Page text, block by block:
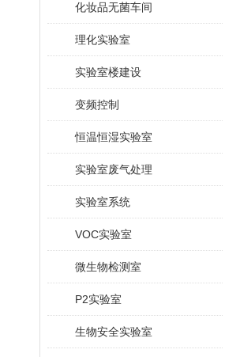
化妆品无菌车间
理化实验室
实验室楼建设
变频控制
恒温恒湿实验室
实验室废气处理
实验室系统
VOC实验室
微生物检测室
P2实验室
生物安全实验室